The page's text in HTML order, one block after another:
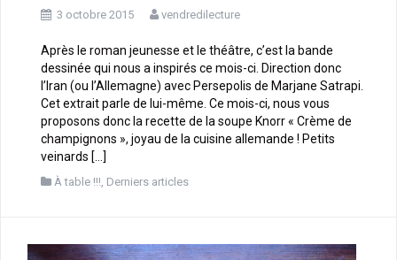
3 octobre 2015 vendredilecture
Après le roman jeunesse et le théâtre, c’est la bande
dessinée qui nous a inspirés ce mois-ci. Direction donc
l’Iran (ou l’Allemagne) avec Persepolis de Marjane Satrapi.
Cet extrait parle de lui-même. Ce mois-ci, nous vous
proposons donc la recette de la soupe Knorr « Crème de
champignons », joyau de la cuisine allemande ! Petits
veinards […]
À table !!! Derniers articles